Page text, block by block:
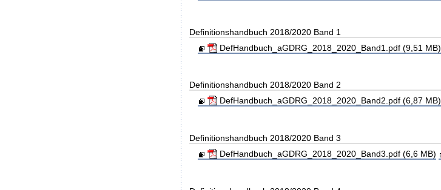
Definitionshandbuch 2018/2020 Band 1
DefHandbuch_aGDRG_2018_2020_Band1.pdf (9,51 MB)
Definitionshandbuch 2018/2020 Band 2
DefHandbuch_aGDRG_2018_2020_Band2.pdf (6,87 MB)
Definitionshandbuch 2018/2020 Band 3
DefHandbuch_aGDRG_2018_2020_Band3.pdf (6,6 MB)